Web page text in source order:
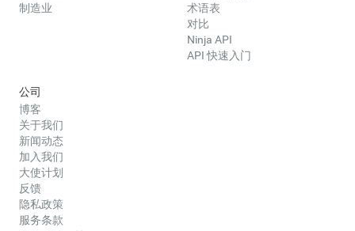
制造业
术语表
对比
Ninja API
API 快速入门
公司
博客
关于我们
新闻动态
加入我们
大使计划
反馈
隐私政策
服务条款